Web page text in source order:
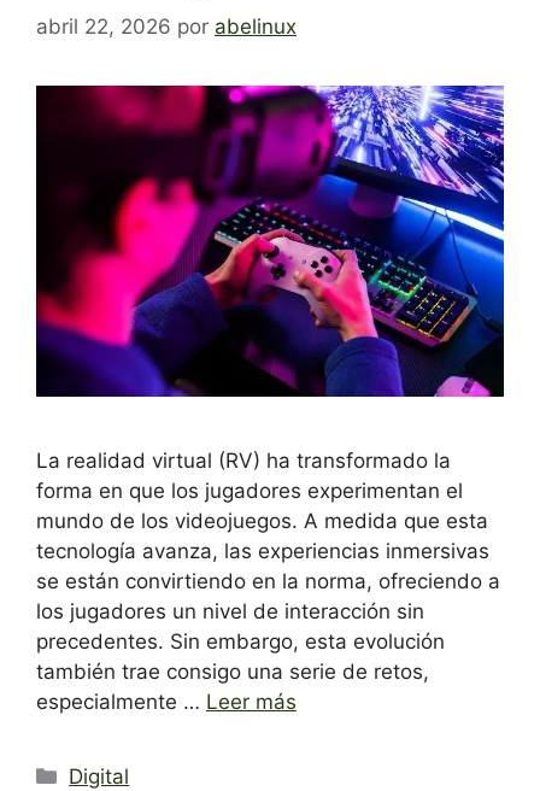
abril 22, 2026 por abelinux
La realidad virtual (RV) ha transformado la
forma en que los jugadores experimentan el
mundo de los videojuegos. A medida que esta
tecnología avanza, las experiencias inmersivas
se están convirtiendo en la norma, ofreciendo a
los jugadores un nivel de interacción sin
precedentes. Sin embargo, esta evolución
también trae consigo una serie de retos,
especialmente … Leer más
Categorías
Digital